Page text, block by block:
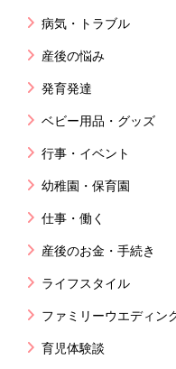
病気・トラブル
産後の悩み
発育発達
ベビー用品・グッズ
行事・イベント
幼稚園・保育園
仕事・働く
産後のお金・手続き
ライフスタイル
ファミリーウエディン
育児体験談